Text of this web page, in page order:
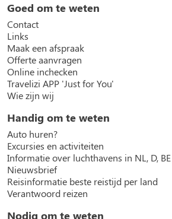
Goed om te weten
Contact
Links
Maak een afspraak
Offerte aanvragen
Online inchecken
Travelizi APP 'Just for You'
Wie zijn wij
Handig om te weten
Auto huren?
Excursies en activiteiten
Informatie over luchthavens in NL, D, BE
Nieuwsbrief
Reisinformatie beste reistijd per land
Verantwoord reizen
Nodig om te weten